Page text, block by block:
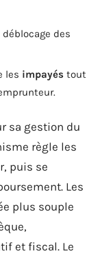
des
les impayés tout
sa gestion du
règle les
puis se
Les
plus souple
et fiscal. Le